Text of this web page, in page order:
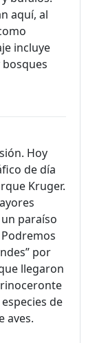
aquí, al
incluye
Hoy
de día
Kruger.
paraíso
por
llegaron
de
aves.